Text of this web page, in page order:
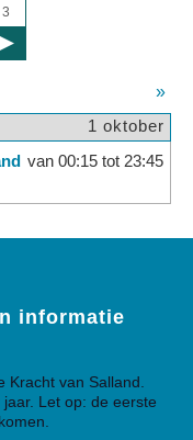
3
»
1 oktober
van 00:15 tot 23:45
informatie
Kracht van Salland.
Let op: de eerste